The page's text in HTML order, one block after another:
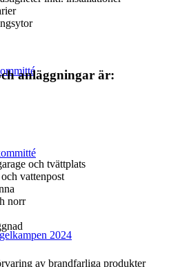
2024
anläggningar är:
och tvättplats
vattenpost
norr
av brandfarliga produkter